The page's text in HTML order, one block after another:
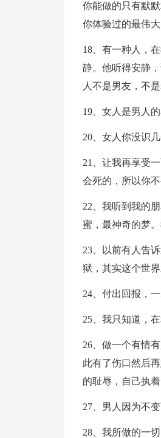
你能做的只有默
你体验过的最伟大
18、有一种人，
静。他听得安静
人不是男友，不
19、女人是男人
20、女人你没识
21、让我再享受
会死的，所以你
22、我听到我的
蜜，最神奇的梦
23、以前有人告
狱，其实这个世
24、付出回报，
25、我只知道，
26、做一个有情
此有了伤口然后
的耻辱，自己执
27、男人因为不
28、我所做的一